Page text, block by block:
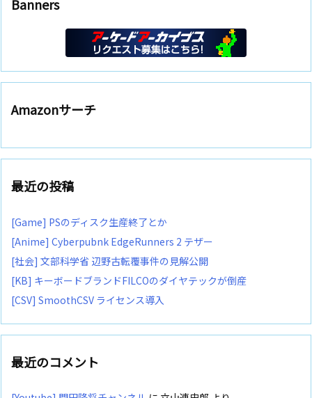
Banners
Amazonサーチ
最近の投稿
[Game] PSのディスク生産終了とか
[Anime] Cyberpubnk EdgeRunners 2 テザー
[社会] 文部科学省 辺野古転覆事件の見解公開
[KB] キーボードブランドFILCOのダイヤテックが倒産
[CSV] SmoothCSV ライセンス導入
最近のコメント